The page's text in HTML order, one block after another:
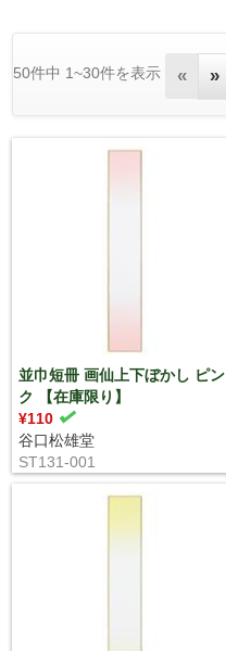
50件中 1~30件を表示 « »
並巾短冊 画仙上下ぼかし ピン
ク 【在庫限り】
¥110
谷口松雄堂
ST131-001